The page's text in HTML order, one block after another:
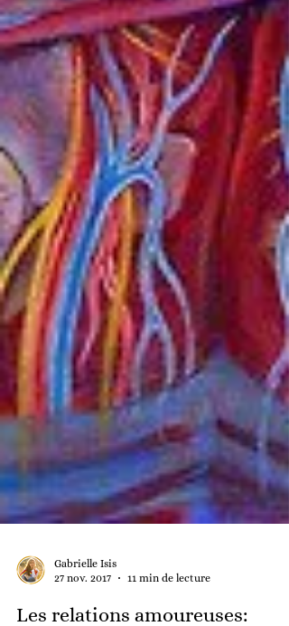
27 nov. 2017
11 min de lecture